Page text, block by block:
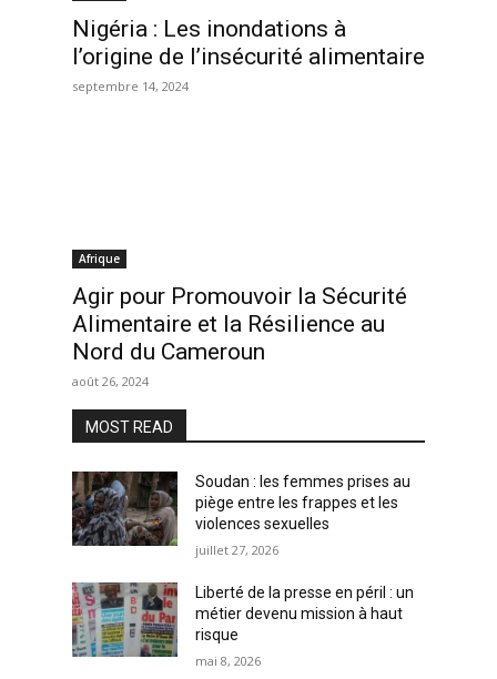
Nigéria : Les inondations à
l’origine de l’insécurité alimentaire
septembre 14, 2024
Afrique
Agir pour Promouvoir la Sécurité
Alimentaire et la Résilience au
Nord du Cameroun
août 26, 2024
MOST READ
Soudan : les femmes prises au
piège entre les frappes et les
violences sexuelles
juillet 27, 2026
Liberté de la presse en péril : un
métier devenu mission à haut
risque
mai 8, 2026